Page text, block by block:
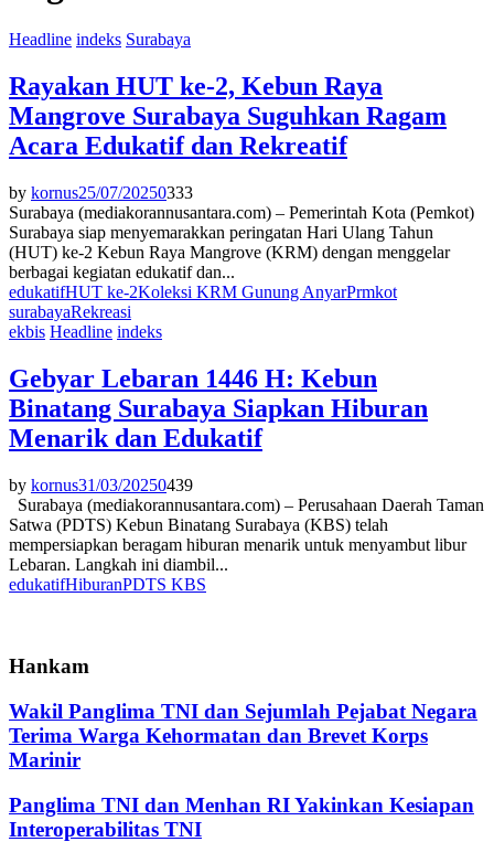
Headline indeks Surabaya
Rayakan HUT ke-2, Kebun Raya
Mangrove Surabaya Suguhkan Ragam
Acara Edukatif dan Rekreatif
by kornus25/07/20250333
Surabaya (mediakorannusantara.com) – Pemerintah Kota (Pemkot)
Surabaya siap menyemarakkan peringatan Hari Ulang Tahun
(HUT) ke-2 Kebun Raya Mangrove (KRM) dengan menggelar
berbagai kegiatan edukatif dan...
edukatifHUT ke-2Koleksi KRM Gunung AnyarPrmkot
surabayaRekreasi
ekbis Headline indeks
Gebyar Lebaran 1446 H: Kebun
Binatang Surabaya Siapkan Hiburan
Menarik dan Edukatif
by kornus31/03/20250439
Surabaya (mediakorannusantara.com) – Perusahaan Daerah Taman
Satwa (PDTS) Kebun Binatang Surabaya (KBS) telah
mempersiapkan beragam hiburan menarik untuk menyambut libur
Lebaran. Langkah ini diambil...
edukatifHiburanPDTS KBS
Hankam
Wakil Panglima TNI dan Sejumlah Pejabat Negara
Terima Warga Kehormatan dan Brevet Korps
Marinir
Panglima TNI dan Menhan RI Yakinkan Kesiapan
Interoperabilitas TNI